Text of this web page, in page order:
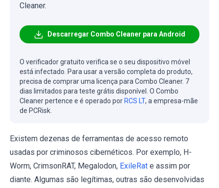
Cleaner.
Descarregar Combo Cleaner para Android
O verificador gratuito verifica se o seu dispositivo móvel
está infectado. Para usar a versão completa do produto,
precisa de comprar uma licença para Combo Cleaner. 7
dias limitados para teste grátis disponível. O Combo
Cleaner pertence e é operado por RCS LT, a empresa-mãe
de PCRisk.
Existem dezenas de ferramentas de acesso remoto
usadas por criminosos cibernéticos. Por exemplo, H-
Worm, CrimsonRAT, Megalodon, ExileRat e assim por
diante. Algumas são legítimas, outras são desenvolvidas